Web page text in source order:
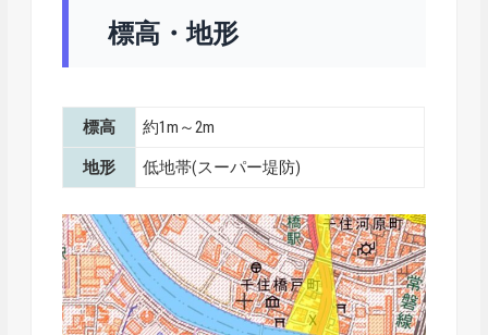
標高・地形
標高 約1m～2m
地形 低地帯(スーパー堤防)